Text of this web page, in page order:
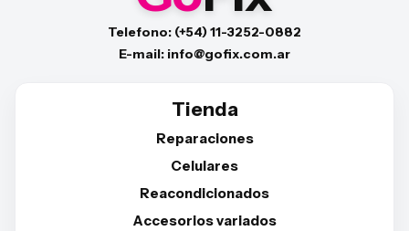
Telefono: (+54) 11-3252-0882
E-mail: info@gofix.com.ar
Tienda
Reparaciones
Celulares
Reacondicionados
Accesorios variados